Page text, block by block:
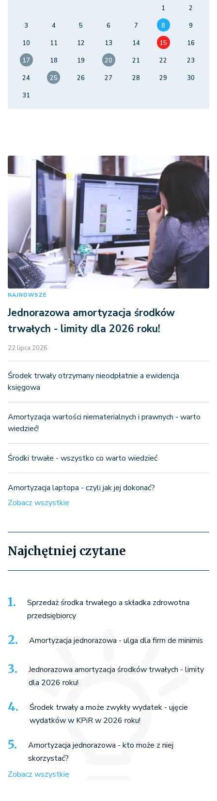
1
2
3
4 5 6 7 8
9
10
11 12 13 14 15
16
17
18 19 20 21 22
23
24
25 26 27 28 29
30
31
NAJNOWSZE
Jednorazowa amortyzacja środków
trwałych - limity dla 2026 roku!
22 lipca 2026
Środek trwały otrzymany nieodpłatnie a ewidencja
księgowa
Amortyzacja wartości niematerialnych i prawnych - warto
wiedzieć!
Środki trwałe - wszystko co warto wiedzieć
Amortyzacja laptopa - czyli jak jej dokonać?
Zobacz wszystkie
Najchętniej czytane
Sprzedaż środka trwałego a składka zdrowotna
przedsiębiorcy
Amortyzacja jednorazowa - ulga dla firm de minimis
Jednorazowa amortyzacja środków trwałych - limity
dla 2026 roku!
Środek trwały a może zwykły wydatek - ujęcie
wydatków w KPiR w 2026 roku!
Amortyzacja jednorazowa - kto może z niej
skorzystać?
Zobacz wszystkie